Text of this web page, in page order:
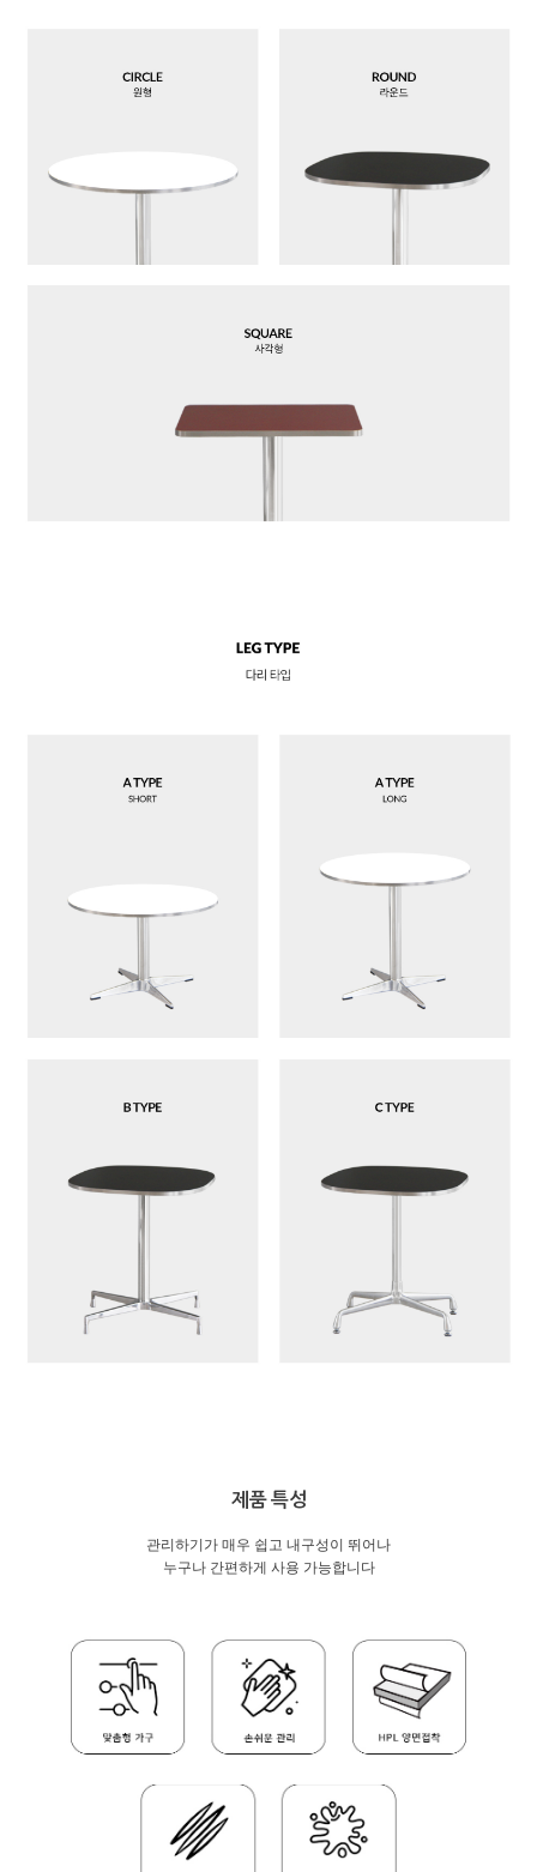
제품 특성
관리하기가 매우 쉽고 내구성이 뛰어나
누구나 간편하게 사용 가능합니다